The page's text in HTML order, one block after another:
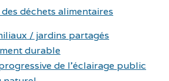
déchets alimentaires
/ jardins partagés
durable
de l’éclairage public